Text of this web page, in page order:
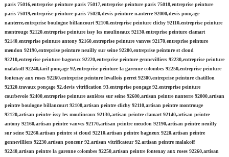
paris 75016,entreprise peinture paris 75017,entreprise peinture paris 75018,entreprise peinture
paris 75019,entreprise peinture paris 75020,devis peinture nanterre 92000,devis ponçage
nanterre,entreprise boulogne billancourt 92100,entreprise peinture clichy 92110,entreprise peinture
montrouge 92120,entreprise peinture issy les moulineaux 92130,entreprise peinture clamart
92140,entreprise peinture antony 92160,entreprise peinture vanves 92170,entreprise peinture
meudon 92190,entreprise peinture neuilly sur seine 92200,entreprise peinture st cloud
92210,entreprise peinture bagneux 92220,entreprise peinture gennevilliers 92230,entreprise peinture
malakoff 92240,tarif ponçage 92,entreprise peinture la garenne colombes 92250,entreprise peinture
fontenay aux roses 92260,entreprise peinture levallois perret 92300,entreprise peinture chatillon
92320,travaux ponçage 92,devis vitrification 93,entreprise ponçage 92,entreprise peinture
courbevoie 92400,entreprise peinture asnières sur seine 92600,artisan peintre nanterre 92000,artisan
peintre boulogne billancourt 92100,artisan peintre clichy 92110,artisan peintre montrouge
92120,artisan peintre issy les moulineaux 92130,artisan peintre clamart 92140,artisan peintre
antony 92160,artisan peintre vanves 92170,artisan peintre meudon 92190,artisan peintre neuilly
sur seine 92260,artisan peintre st cloud 92210,artisan peintre bagneux 9220,artisan peintre
gennevilliers 92230,artisan ponceur 92,artisan vitrificateur 92,artisan peintre malakoff
92240,artisan peintre la garenne colombes 92250,artisan peintre fontenay aux roses 92260,artisan